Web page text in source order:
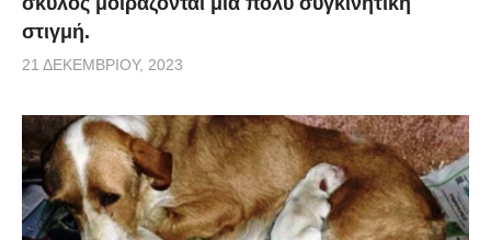
στιγμή.
21 ΔΕΚΕΜΒΡΊΟΥ, 2023